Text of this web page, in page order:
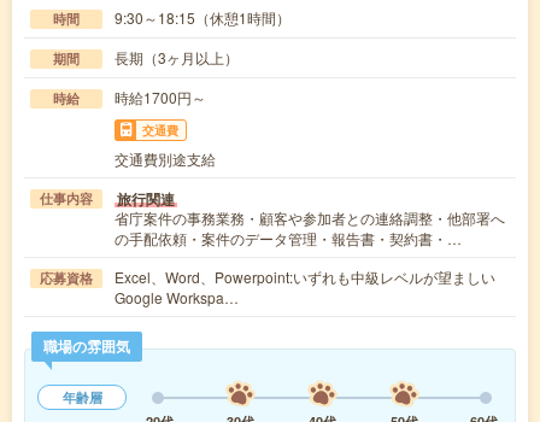
時間 9:30～18:15（休憩1時間）
期間 長期（3ヶ月以上）
時給 時給1700円～
交通費
交通費別途支給
仕事内容 旅行関連
省庁案件の事務業務・顧客や参加者との連絡調整・他部署へ
の手配依頼・案件のデータ管理・報告書・契約書・…
応募資格
Excel、Word、Powerpoint:いずれも中級レベルが望ましい
Google Workspa…
職場の雰囲気
年齢層